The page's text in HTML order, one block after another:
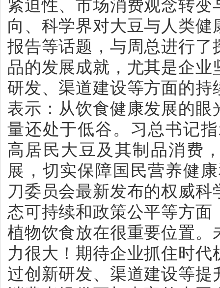
紧迫性、市场消费观念转
向、科学界对大豆与人类
报告等话题，与周总进行
品的发展成就，尤其是企
研发、渠道建设等方面的
表示：从饮食健康发展的
量还处于低谷。习总书记
高居民大豆及其制品消费
展，切实保障国民营养健
刀委员会最新发布的权威
态可持续和政策公平等方
植物饮食放在很重要位置
力很大！期待企业抓住时
过创新研发、渠道建设等